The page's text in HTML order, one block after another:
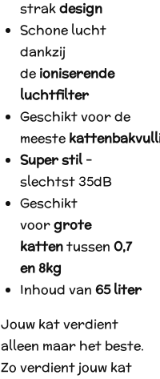
strakdesign
Schone lucht
dankzij
de ioniserende
luchtfilter
Geschikt voor de
meeste
Super stil –
slechtst 35dB
Geschikt
voorgrote
kattentussen 0,7
en 8kg
Inhoud van 65 liter
Jouw kat verdient
alleen maar het beste.
Zo verdient jouw kat